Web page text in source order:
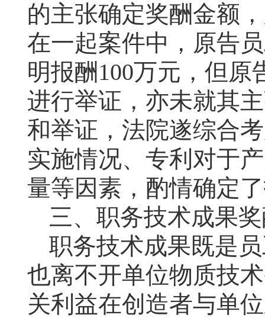
的主张确定奖酬金额
在一起案件中，原告
明报酬100万元，但原
进行举证，亦未就其
和举证，法院遂综合
实施情况、专利对于
量等因素，酌情确定
三、职务技术成果
职务技术成果既是
也离不开单位物质技
关利益在创造者与单